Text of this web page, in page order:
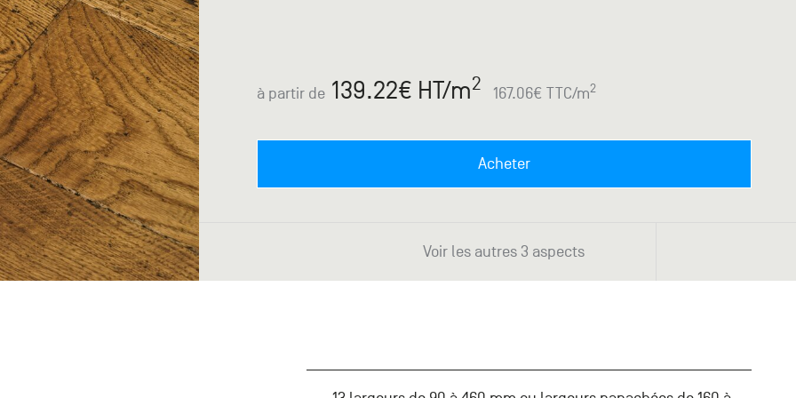
à partir de 139.22€ HT/m2 167.06€ TTC/m2
Acheter
Voir les autres 3 aspects